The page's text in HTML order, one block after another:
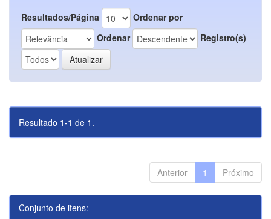
Resultados/Página
Ordenar por
Ordenar
Registro(s)
Resultado 1-1 de 1.
Anterior 1 Próximo
Conjunto de itens: